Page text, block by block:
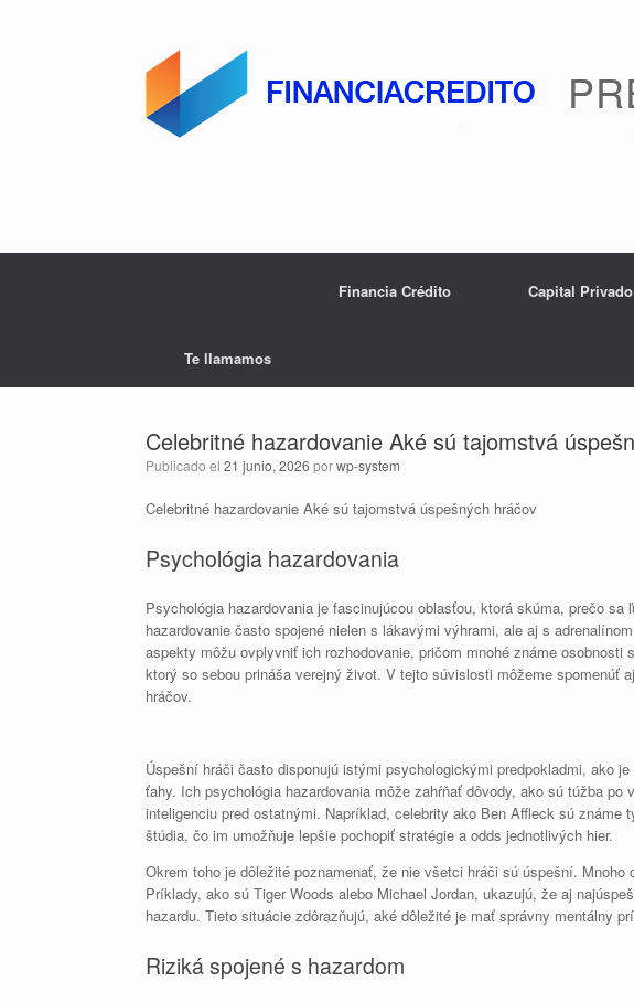
Financia Crédito Capital Privado
Te llamamos
Celebritné hazardovanie Aké sú tajomstvá
Publicado el 21 junio, 2026 porwp-system
Celebritné hazardovanie Aké sú tajomstvá úspešných hráčov
Psychológia hazardovania
Psychológia hazardovania je fascinujúcou oblasťou, ktorá skúma, prečo
hazardovanie často spojené nielen s lákavými výhrami, ale aj s
aspekty môžu ovplyvniť ich rozhodovanie, pričom mnohé známe
ktorý so sebou prináša verejný život. V tejto súvislosti môžeme spomenúť aj
hráčov.
Úspešní hráči často disponujú istými psychologickými predpokladmi, ako
ťahy. Ich psychológia hazardovania môže zahŕňať dôvody, ako sú túžba
inteligenciu pred ostatnými. Napríklad, celebrity ako Ben Affleck sú
štúdia, čo im umožňuje lepšie pochopiť stratégie a odds jednotlivých hier.
Okrem toho je dôležité poznamenať, že nie všetci hráči sú úspešní.
Príklady, ako sú Tiger Woods alebo Michael Jordan, ukazujú, že aj
hazardu. Tieto situácie zdôrazňujú, aké dôležité je mať správny mentálny
Riziká spojené s hazardom